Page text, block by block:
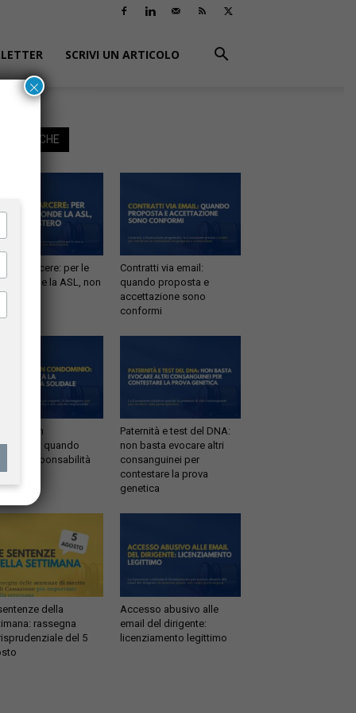
SCRIVI UN ARTICOLO
ANCHE
in carcere: per le
risponde la ASL, non
Contratti via email:
quando proposta e
accettazione sono
conformi
in
quando
la responsabilità
Paternità e test del DNA:
non basta evocare altri
consanguinei per
contestare la prova
genetica
della
rassegna
del 5
Accesso abusivo alle
email del dirigente:
licenziamento legittimo
×